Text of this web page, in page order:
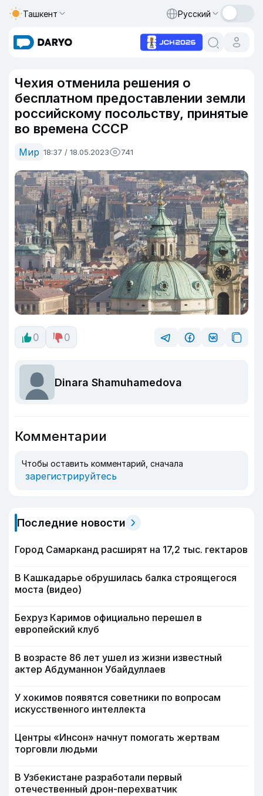
Ташкент Русский
Чехия отменила решения о
бесплатном предоставлении земли
российскому посольству, принятые
во времена СССР
Мир 18:37 / 18.05.2023 741
0 0
Dinara Shamuhamedova
Комментарии
Чтобы оставить комментарий, сначала
зарегистрируйтесь
Последние новости
Город Самарканд расширят на 17,2 тыс. гектаров
В Кашкадарье обрушилась балка строящегося
моста (видео)
Бехруз Каримов официально перешел в
европейский клуб
В возрасте 86 лет ушел из жизни известный
актер Абдуманнон Убайдуллаев
У хокимов появятся советники по вопросам
искусственного интеллекта
Центры «Инсон» начнут помогать жертвам
торговли людьми
В Узбекистане разработали первый
отечественный дрон-перехватчик